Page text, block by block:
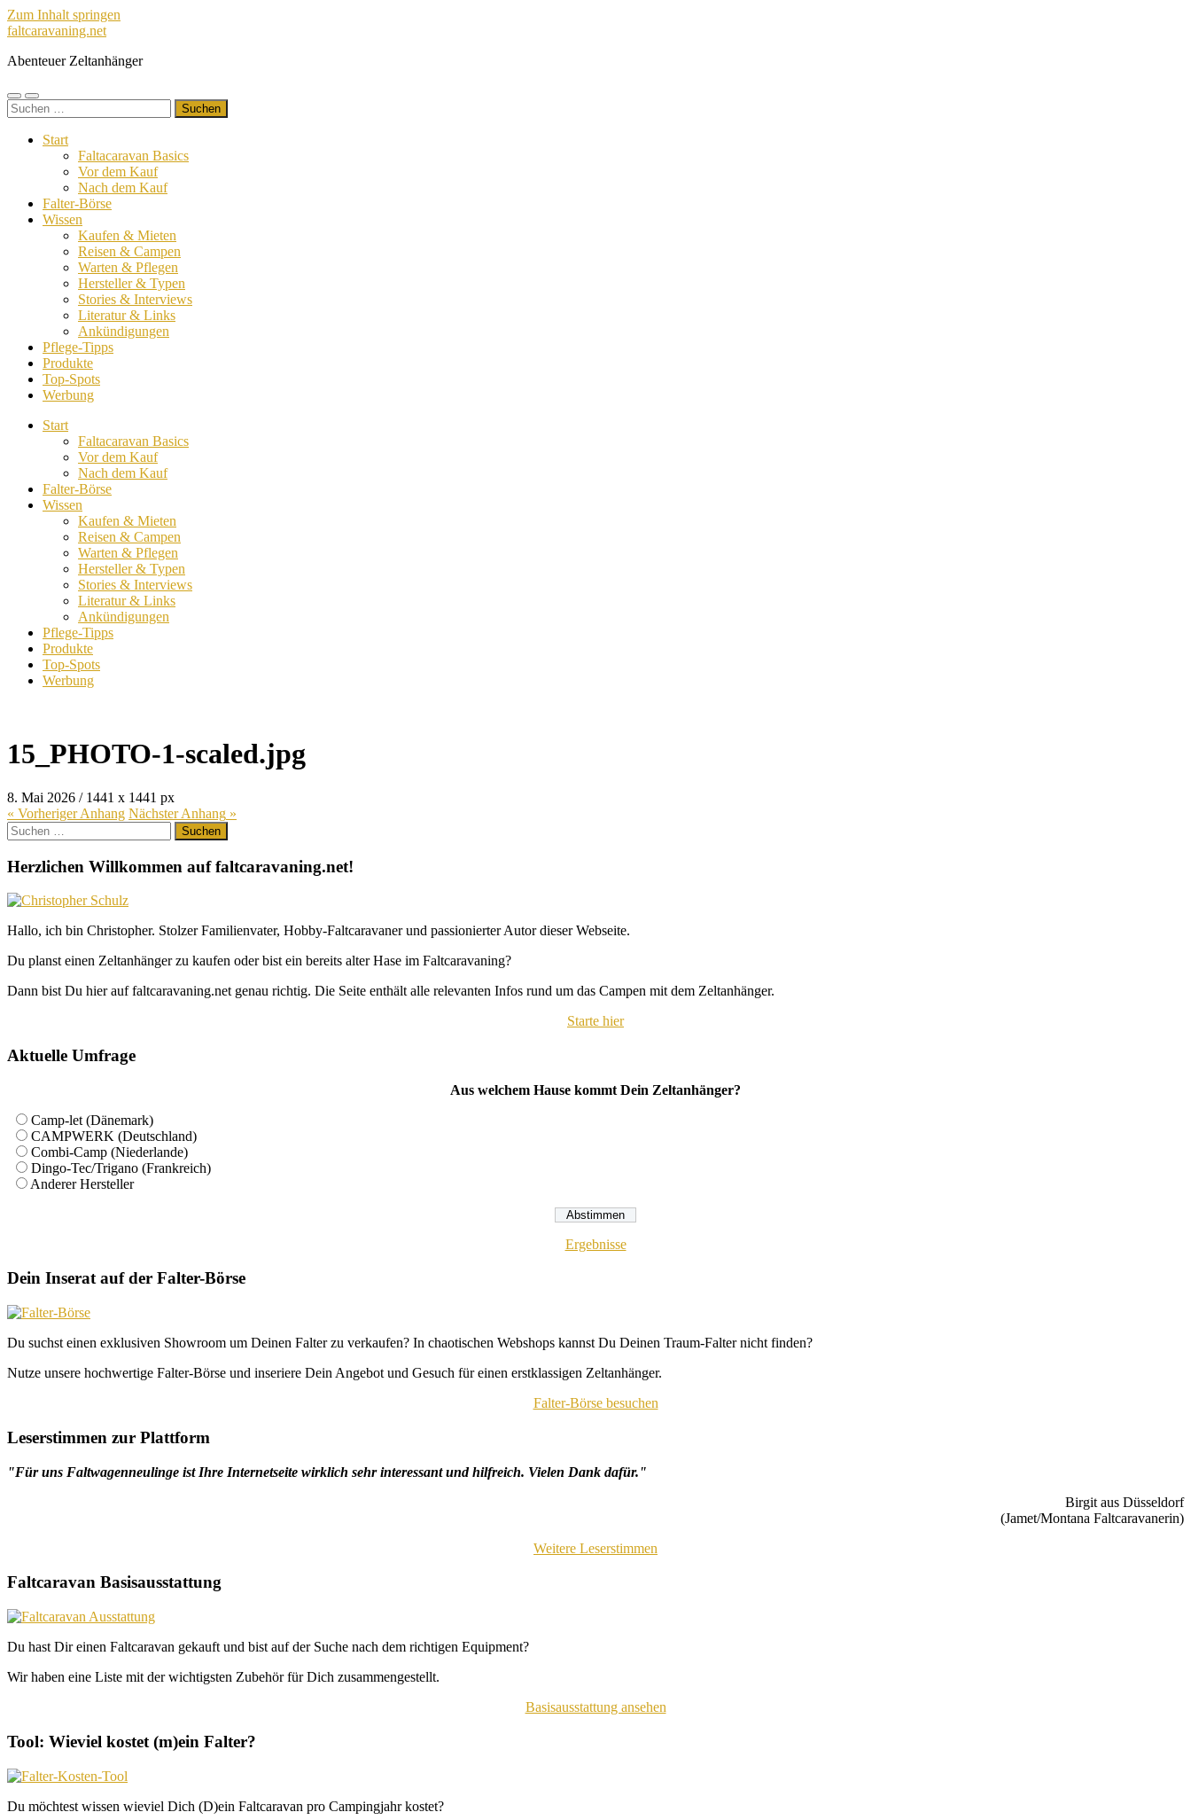
Zum Inhalt springen
faltcaravaning.net
Abenteuer Zeltanhänger
Mobile-
Menü
Suchfeld
ein-/ausblenden
Suchen
nach:
Start
Faltacaravan Basics
Vor dem Kauf
Nach dem Kauf
Falter-Börse
Wissen
Kaufen & Mieten
Reisen & Campen
Warten & Pflegen
Hersteller & Typen
Stories & Interviews
Literatur & Links
Ankündigungen
Pflege-Tipps
Produkte
Top-Spots
Werbung
Start
Faltacaravan Basics
Vor dem Kauf
Nach dem Kauf
Falter-Börse
Wissen
Kaufen & Mieten
Reisen & Campen
Warten & Pflegen
Hersteller & Typen
Stories & Interviews
Literatur & Links
Ankündigungen
Pflege-Tipps
Produkte
Top-Spots
Werbung
15_PHOTO-1-scaled.jpg
8. Mai 2026 / 1441 x 1441 px
« VorherigerAnhang NächsterAnhang »
Suchen
nach:
Herzlichen Willkommen auf faltcaravaning.net!
Hallo, ich bin Christopher. Stolzer Familienvater, Hobby-Faltcaravaner und passionierter Autor dieser Webseite.
Du planst einen Zeltanhänger zu kaufen oder bist ein bereits alter Hase im Faltcaravaning?
Dann bist Du hier auf faltcaravaning.net genau richtig. Die Seite enthält alle relevanten Infos rund um das Campen mit dem Zeltanhänger.
Starte hier
Aktuelle Umfrage
Aus welchem Hause kommt Dein Zeltanhänger?
Camp-let (Dänemark)
CAMPWERK (Deutschland)
Combi-Camp (Niederlande)
Dingo-Tec/Trigano (Frankreich)
Anderer Hersteller
Ergebnisse
Dein Inserat auf der Falter-Börse
Du suchst einen exklusiven Showroom um Deinen Falter zu verkaufen? In chaotischen Webshops kannst Du Deinen Traum-Falter nicht finden?
Nutze unsere hochwertige Falter-Börse und inseriere Dein Angebot und Gesuch für einen erstklassigen Zeltanhänger.
Falter-Börse besuchen
Leserstimmen zur Plattform
"Für uns Faltwagenneulinge ist Ihre Internetseite wirklich sehr interessant und hilfreich. Vielen Dank dafür."
Birgit aus Düsseldorf
(Jamet/Montana Faltcaravanerin)
Weitere Leserstimmen
Faltcaravan Basisausstattung
Du hast Dir einen Faltcaravan gekauft und bist auf der Suche nach dem richtigen Equipment?
Wir haben eine Liste mit der wichtigsten Zubehör für Dich zusammengestellt.
Basisausstattung ansehen
Tool: Wieviel kostet (m)ein Falter?
Du möchtest wissen wieviel Dich (D)ein Faltcaravan pro Campingjahr kostet?